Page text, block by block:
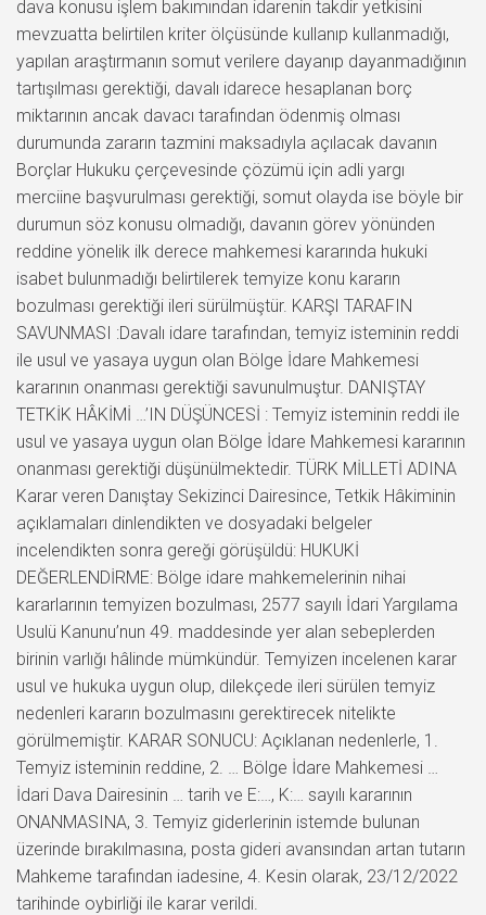
dava konusu işlem bakımından idarenin takdir yetkisini
mevzuatta belirtilen kriter ölçüsünde kullanıp kullanmadığı,
yapılan araştırmanın somut verilere dayanıp dayanmadığının
tartışılması gerektiği, davalı idarece hesaplanan borç
miktarının ancak davacı tarafından ödenmiş olması
durumunda zararın tazmini maksadıyla açılacak davanın
Borçlar Hukuku çerçevesinde çözümü için adli yargı
merciine başvurulması gerektiği, somut olayda ise böyle bir
durumun söz konusu olmadığı, davanın görev yönünden
reddine yönelik ilk derece mahkemesi kararında hukuki
isabet bulunmadığı belirtilerek temyize konu kararın
bozulması gerektiği ileri sürülmüştür. KARŞI TARAFIN
SAVUNMASI :Davalı idare tarafından, temyiz isteminin reddi
ile usul ve yasaya uygun olan Bölge İdare Mahkemesi
kararının onanması gerektiği savunulmuştur. DANIŞTAY
TETKİK HÂKİMİ …’IN DÜŞÜNCESİ : Temyiz isteminin reddi ile
usul ve yasaya uygun olan Bölge İdare Mahkemesi kararının
onanması gerektiği düşünülmektedir. TÜRK MİLLETİ ADINA
Karar veren Danıştay Sekizinci Dairesince, Tetkik Hâkiminin
açıklamaları dinlendikten ve dosyadaki belgeler
incelendikten sonra gereği görüşüldü: HUKUKİ
DEĞERLENDİRME: Bölge idare mahkemelerinin nihai
kararlarının temyizen bozulması, 2577 sayılı İdari Yargılama
Usulü Kanunu’nun 49. maddesinde yer alan sebeplerden
birinin varlığı hâlinde mümkündür. Temyizen incelenen karar
usul ve hukuka uygun olup, dilekçede ileri sürülen temyiz
nedenleri kararın bozulmasını gerektirecek nitelikte
görülmemiştir. KARAR SONUCU: Açıklanan nedenlerle, 1.
Temyiz isteminin reddine, 2. … Bölge İdare Mahkemesi …
İdari Dava Dairesinin … tarih ve E:…, K:… sayılı kararının
ONANMASINA, 3. Temyiz giderlerinin istemde bulunan
üzerinde bırakılmasına, posta gideri avansından artan tutarın
Mahkeme tarafından iadesine, 4. Kesin olarak, 23/12/2022
tarihinde oybirliği ile karar verildi.